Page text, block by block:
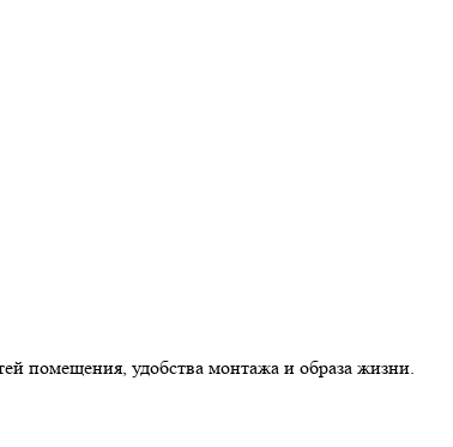
помещения, удобства монтажа и образа жизни.